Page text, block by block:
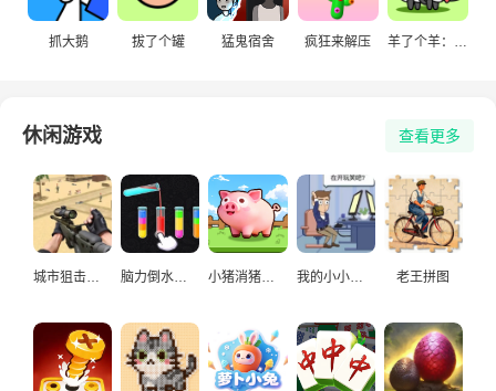
抓大鹅 拔了个罐 猛鬼宿舍 疯狂来解压
休闲游戏 查看更多
城市狙击手游戏 脑力倒水挑战 小猪消猪猪游戏 我的小小人生 老王拼图